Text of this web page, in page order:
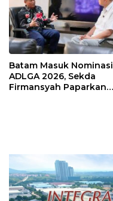
Batam Masuk Nominasi
ADLGA 2026, Sekda
Firmansyah Paparkan